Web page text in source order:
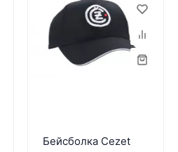
Бейсболка Cezet